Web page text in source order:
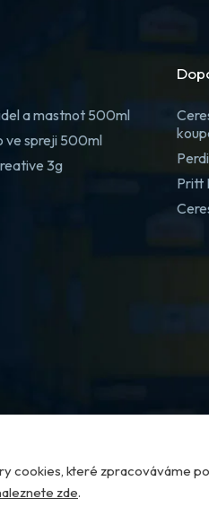
a mastnot 500ml
ve spreji 500ml
3g
Pritt
cookies, které zpracováváme
zde.